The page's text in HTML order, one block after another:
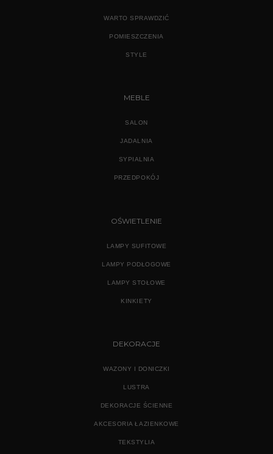
WARTO SPRAWDZIĆ
POMIESZCZENIA
STYLE
MEBLE
SALON
JADALNIA
SYPIALNIA
PRZEDPOKÓJ
OŚWIETLENIE
LAMPY SUFITOWE
LAMPY PODŁOGOWE
LAMPY STOŁOWE
KINKIETY
DEKORACJE
WAZONY I DONICZKI
LUSTRA
DEKORACJE ŚCIENNE
AKCESORIA ŁAZIENKOWE
TEKSTYLIA